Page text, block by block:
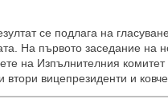
се подлага на
На първото заседание на
на Изпълнителния
втори вицепрезиденти и